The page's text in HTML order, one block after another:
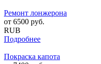
Ремонт лонжерона
от 6500 руб.
RUB
Подробнее
Покраска капота